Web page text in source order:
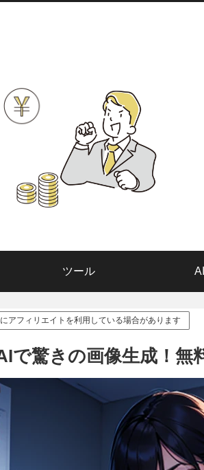
ツール AI
アフィリエイトを利用している場合があります
で驚きの画像生成！無